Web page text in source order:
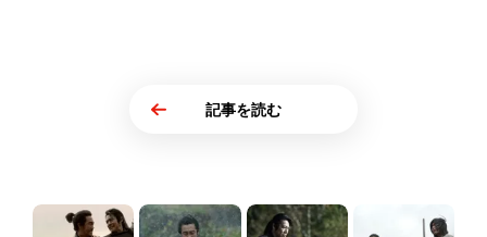
記事を読む